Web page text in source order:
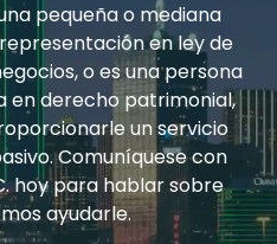
pequeña o mediana
en ley de
o es una persona
en derecho patrimonial,
un servicio
Comuníquese con
hoy para hablar sobre
ayudarle.